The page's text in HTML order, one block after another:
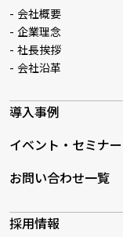
会社概要
企業理念
社長挨拶
会社沿革
導入事例
イベント・セミナー
お問い合わせ一覧
採用情報